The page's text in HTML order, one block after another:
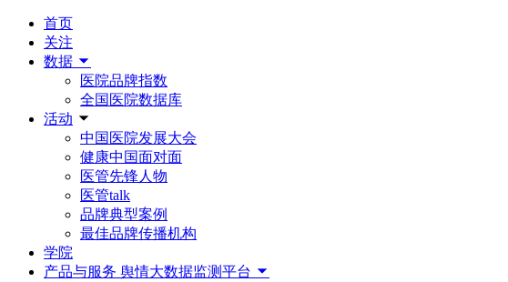
首页
关注
数据
医院品牌指数
全国医院数据库
活动
中国医院发展大会
健康中国面对面
医管先锋人物
医管talk
品牌典型案例
最佳品牌传播机构
学院
产品与服务 舆情大数据监测平台